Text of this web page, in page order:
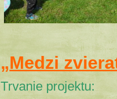
„Medzi
Trvanie